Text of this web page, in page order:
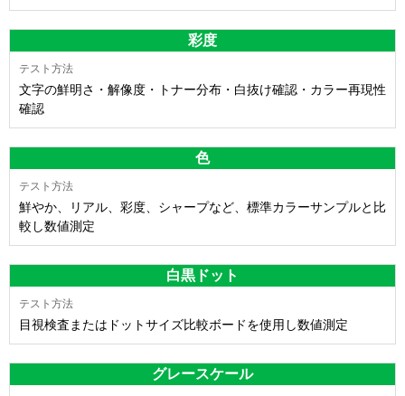
彩度
文字の鮮明さ・解像度・トナー分布・白抜け確認・カラー再現性
確認
色
鮮やか、リアル、彩度、シャープなど、標準カラーサンプルと比
較し数値測定
白黒ドット
目視検査またはドットサイズ比較ボードを使用し数値測定
グレースケール